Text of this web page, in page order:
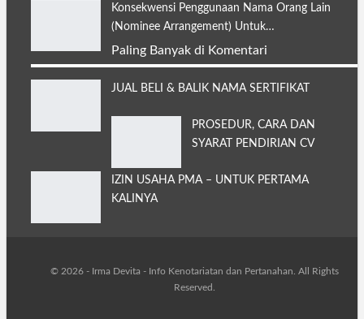
Konsekwensi Penggunaan Nama Orang Lain
(Nominee Arrangement) Untuk…
Paling Banyak di Komentari
JUAL BELI & BALIK NAMA SERTIFIKAT
PROSEDUR, CARA DAN
SYARAT PENDIRIAN CV
IZIN USAHA PMA – UNTUK PERTAMA
KALINYA
© 2026 - Irma Devita - Info Kenotariatan dan Pertanahan. All Rights
Reserved.